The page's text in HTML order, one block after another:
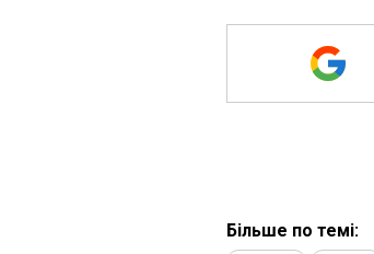
Більше по темі: